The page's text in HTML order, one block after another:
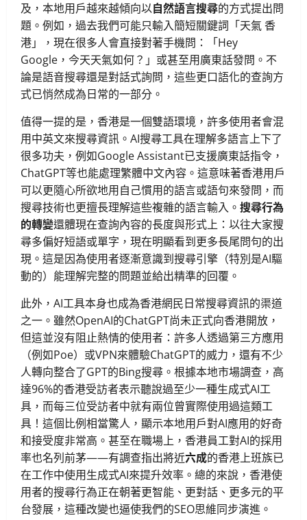
及，本地用戶越來越傾向以自然語言搜尋的方式提出問
題。例如，過去我們可能只輸入簡短關鍵詞「天氣 香
港」，現在很多人會直接對著手機問：「Hey
Google，今天天氣如何？」或甚至用廣東話發問。不
論是語音搜尋還是對話式詢問，這些更口語化的查詢方
式已悄然成為日常的一部分。
值得一提的是，香港是一個雙語環境，許多使用者會混
用中英文來搜尋資訊。AI搜尋工具在理解多語言上下了
很多功夫，例如Google Assistant已支援廣東話指令，
ChatGPT等也能處理繁體中文內容。這意味著香港用戶
可以更隨心所欲地用自己慣用的語言或語句來發問，而
搜尋技術也更擅長理解這些複雜的語言輸入。 搜尋行為
的轉變還體現在查詢內容的長度與形式上：以往大家搜
尋多偏好短語或單字，現在明顯看到更多長尾問句的出
現。這是因為使用者逐漸意識到搜尋引擎（特別是AI驅
動的）能理解完整的問題並給出精準的回覆。
此外，AI工具本身也成為香港網民日常搜尋資訊的渠道
之一。雖然OpenAI的ChatGPT尚未正式向香港開放，
但這並沒有阻止熱情的使用者：許多人透過第三方應用
（例如Poe）或VPN來體驗ChatGPT的威力，還有不少
人轉向整合了GPT的Bing搜尋。根據本地市場調查，高
達96%的香港受訪者表示聽說過至少一種生成式AI工
具，而每三位受訪者中就有兩位曾實際使用過這類工
具！這個比例相當驚人，顯示本地用戶對AI應用的好奇
和接受度非常高。甚至在職場上，香港員工對AI的採用
率也名列前茅——有調查指出將近六成的香港上班族已
在工作中使用生成式AI來提升效率。總的來說，香港使
用者的搜尋行為正在朝著更智能、更對話、更多元的平
台發展，這種改變也逼使我們的SEO思維同步演進。